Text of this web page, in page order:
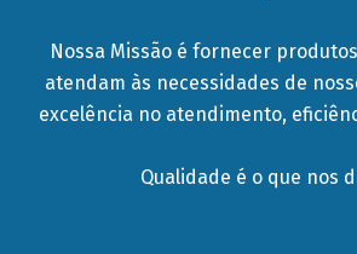
Nossa Missão é fornecer
atendam às necessidades de
excelência no atendimento,
Qualidade é o que nos